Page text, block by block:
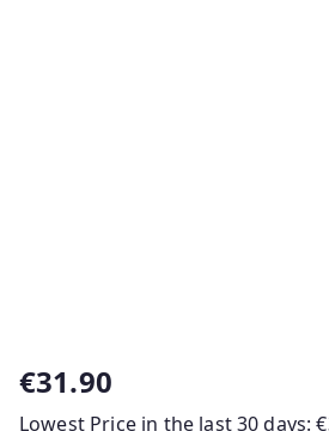
€31.90
Lowest Price in the last 30 days:€